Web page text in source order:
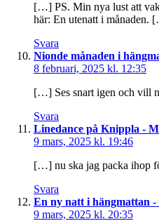
[…] PS. Min nya lust att
här: En utenatt i månaden.
Svara
Nionde månaden i
8 februari, 2025 kl. 12:35
[…] Ses snart igen och vill
Svara
Linedance på Knippla -
9 mars, 2025 kl. 19:46
[…] nu ska jag packa ihop
Svara
En ny natt i hängmattan
9 mars, 2025 kl. 20:35